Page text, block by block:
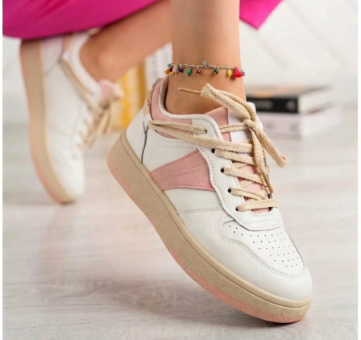
Начало
Регистрация
Вход
OneFashionRoom.RO
OneFashionRoom.BG
OneFashionRoom.HU
Информация за контакт
office@onefashionroom.eu
+40219963